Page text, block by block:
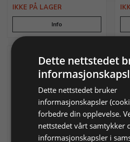
IKKE PÅ LAGER
Info
Varmelegeme til KVK 27
Dette nettstedet
Dette nettstedet bruker
informasjonskapsler
forbedre din opplevelse.
nettstedet vårt samtykker
informasjonskapsler i